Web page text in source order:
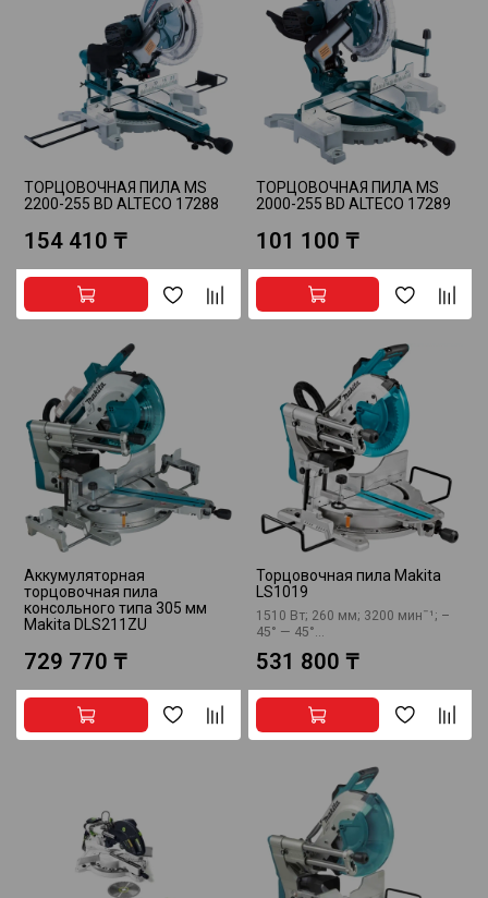
ТОРЦОВОЧНАЯ ПИЛА MS
2200-255 BD ALTECO 17288
154 410 ₸
ТОРЦОВОЧНАЯ ПИЛА MS
2000-255 BD ALTECO 17289
101 100 ₸
Аккумуляторная
торцовочная пила
консольного типа 305 мм
Makita DLS211ZU
729 770 ₸
Торцовочная пила Makita
LS1019
1510 Вт; 260 мм; 3200 минˉ¹; –
45° — 45°...
531 800 ₸